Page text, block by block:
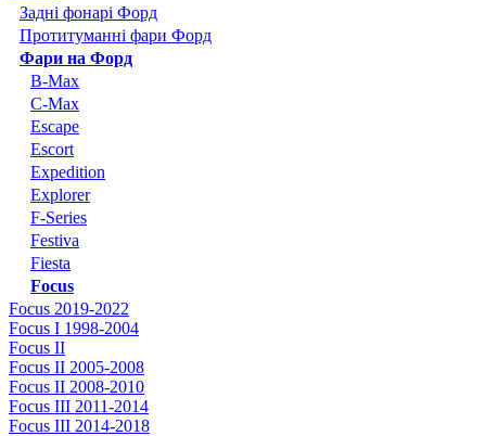
Задні фонарі Форд
Протитуманні фари Форд
Фари на Форд
B-Max
C-Max
Escape
Escort
Expedition
Explorer
F-Series
Festiva
Fiesta
Focus
Focus 2019-2022
Focus I 1998-2004
Focus II
Focus II 2005-2008
Focus II 2008-2010
Focus III 2011-2014
Focus III 2014-2018